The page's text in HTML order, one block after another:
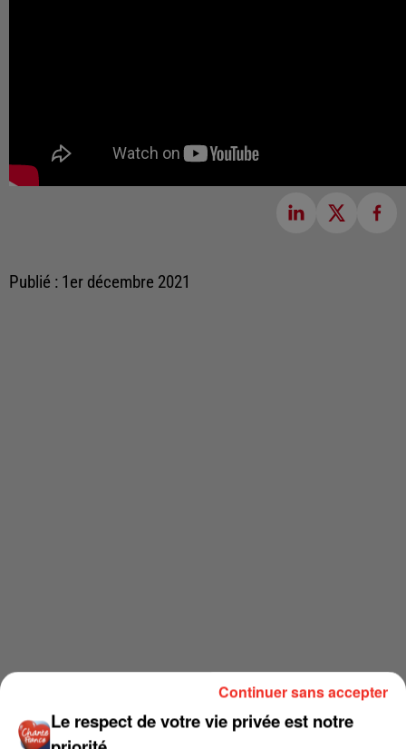
Publié : 1er décembre 2021
Le respect de votre vie privée est notre
Continuer sans accepter